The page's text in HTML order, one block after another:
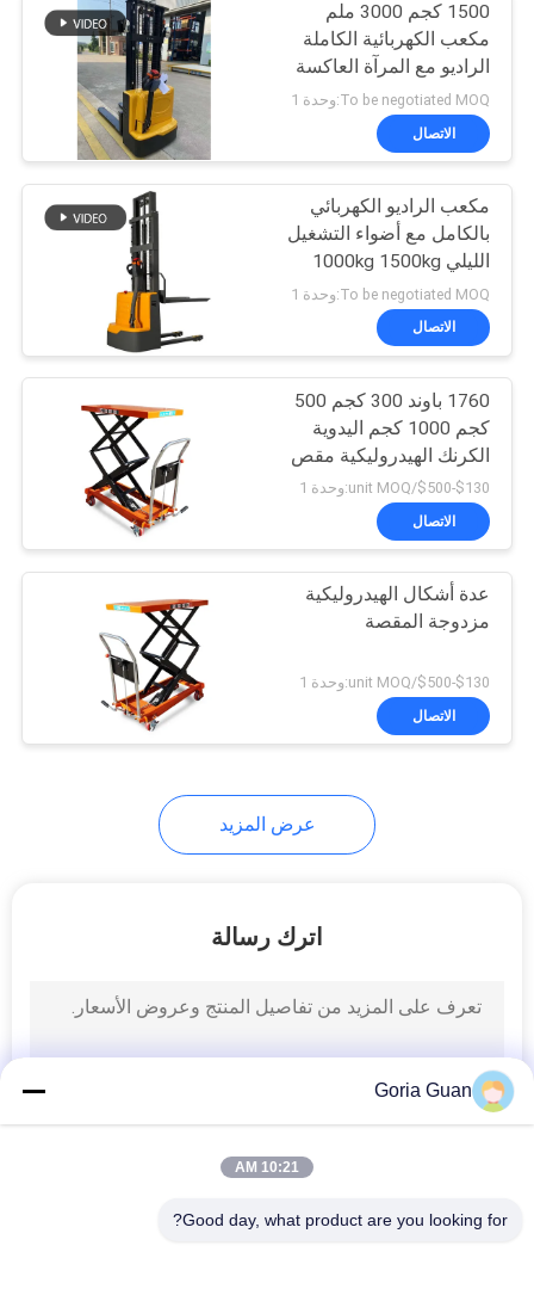
شاحنة البليت
الكهربائية
44
رافعة شوكية تعمل
بالبطارية
24
الجدول رفع مقص
هيدروليكي
73
رافع طبل هيدروليكي
مكدس لفة الورق
82
1500 كجم 3000 ملم
مكعب الكهربائية الكاملة
الراديو مع المرآة العاكسة
للخلف والصوت الزئزئ
To be negotiated MOQ:وحدة 1
الاتصال
مكعب الراديو الكهربائي
بالكامل مع أضواء التشغيل
الليلي 1000kg 1500kg
3500mm 4000mm
To be negotiated MOQ:وحدة 1
الاتصال
1760 باوند 300 كجم 500
كجم 1000 كجم اليدوية
الكرنك الهيدروليكية مقص
مزدوج طاولة رفع
$130-$500/unit MOQ:وحدة 1
الاتصال
عدة أشكال الهيدروليكية
مزدوجة المقصة
$130-$500/unit MOQ:وحدة 1
الاتصال
عرض المزيد
اترك رسالة
Goria Guan
10:21 AM
Good day, what product are you looking for?